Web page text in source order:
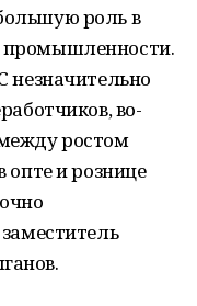
роль в
промышленности.
незначительно
во-
ростом
опте и рознице